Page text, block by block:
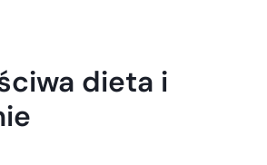
dieta i